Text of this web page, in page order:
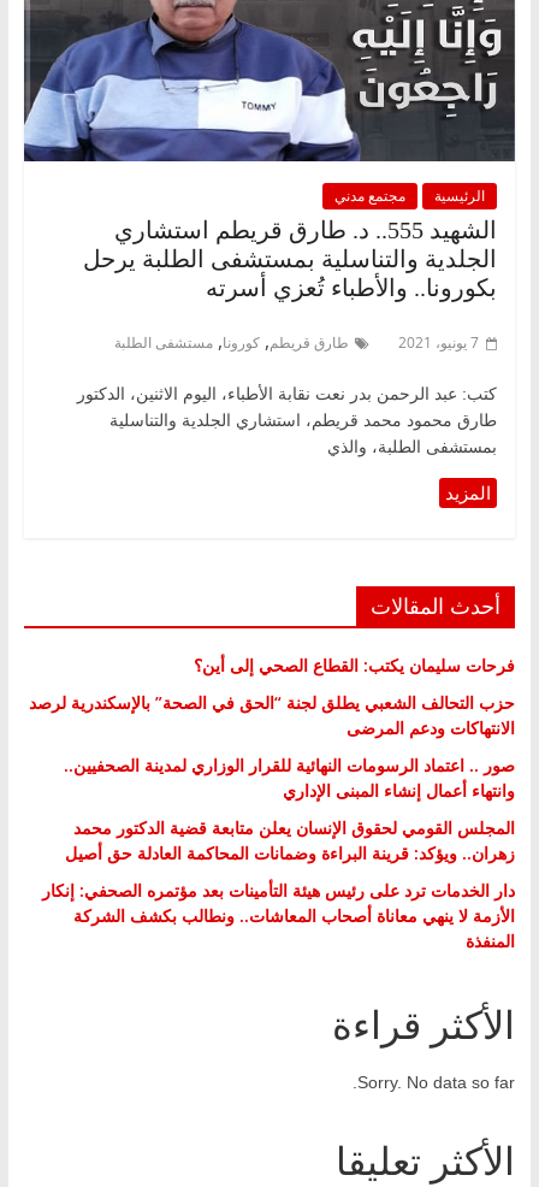
الرئيسية مجتمع مدني
الشهيد 555.. د. طارق قريطم استشاري
الجلدية والتناسلية بمستشفى الطلبة يرحل
بكورونا.. والأطباء تُعزي أسرته
7 يونيو، 2021 طارق قريطم, كورونا, مستشفى الطلبة
كتب: عبد الرحمن بدر نعت نقابة الأطباء، اليوم الاثنين، الدكتور
طارق محمود محمد قريطم، استشاري الجلدية والتناسلية
بمستشفى الطلبة، والذي
أحدث المقالات
فرحات سليمان يكتب: القطاع الصحي إلى أين؟
حزب التحالف الشعبي يطلق لجنة “الحق في الصحة” بالإسكندرية لرصد
الانتهاكات ودعم المرضى
صور .. اعتماد الرسومات النهائية للقرار الوزاري لمدينة الصحفيين..
وانتهاء أعمال إنشاء المبنى الإداري
المجلس القومي لحقوق الإنسان يعلن متابعة قضية الدكتور محمد
زهران.. ويؤكد: قرينة البراءة وضمانات المحاكمة العادلة حق أصيل
دار الخدمات ترد على رئيس هيئة التأمينات بعد مؤتمره الصحفي: إنكار
الأزمة لا ينهي معاناة أصحاب المعاشات.. ونطالب بكشف الشركة
المنفذة
الأكثر قراءة
Sorry. No data so far.
الأكثر تعليقا